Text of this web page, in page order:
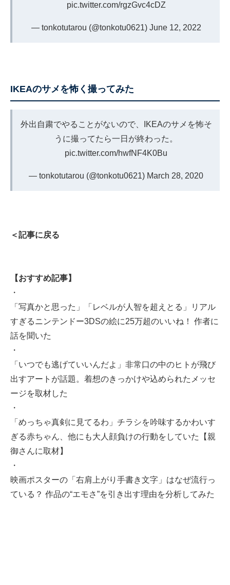
pic.twitter.com/rgzGvc4cDZ
— tonkotutarou (@tonkotu0621) June 12, 2022
IKEAのサメを怖く撮ってみた
外出自粛でやることがないので、IKEAのサメを怖そ
うに撮ってたら一日が終わった。
pic.twitter.com/hwfNF4K0Bu
— tonkotutarou (@tonkotu0621) March 28, 2020
＜記事に戻る
【おすすめ記事】
・
「写真かと思った」「レベルが人智を超えとる」リアル
すぎるニンテンドー3DSの絵に25万超のいいね！ 作者に
話を聞いた
・
「いつでも逃げていいんだよ」非常口の中のヒトが飛び
出すアートが話題。着想のきっかけや込められたメッセ
ージを取材した
・
「めっちゃ真剣に見てるわ」チラシを吟味するかわいす
ぎる赤ちゃん、他にも大人顔負けの行動をしていた【親
御さんに取材】
・
映画ポスターの「右肩上がり手書き文字」はなぜ流行っ
ている？ 作品の“エモさ”を引き出す理由を分析してみた